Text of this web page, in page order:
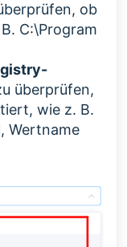
ob
C:\Program
überprüfen,
wie z. B.
Wertname